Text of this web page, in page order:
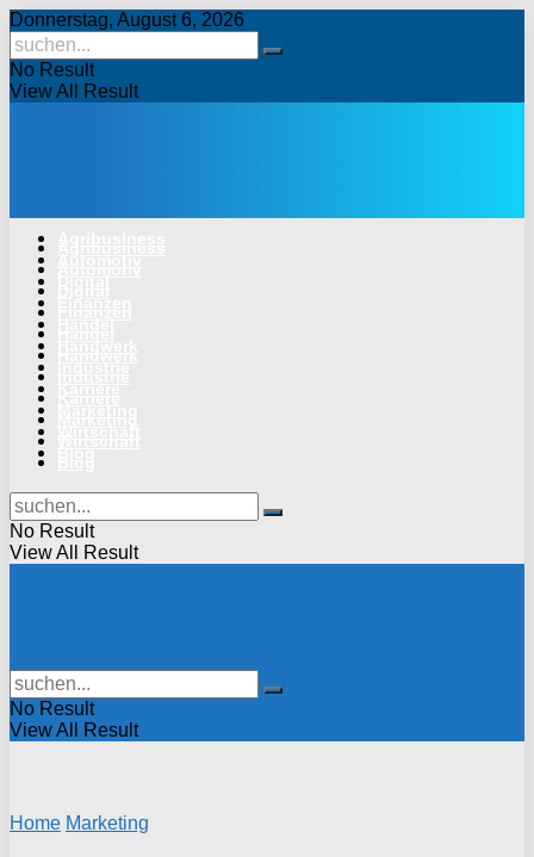
Donnerstag, August 6, 2026
No Result
View All Result
No Result
View All Result
No Result
View All Result
Home Marketing